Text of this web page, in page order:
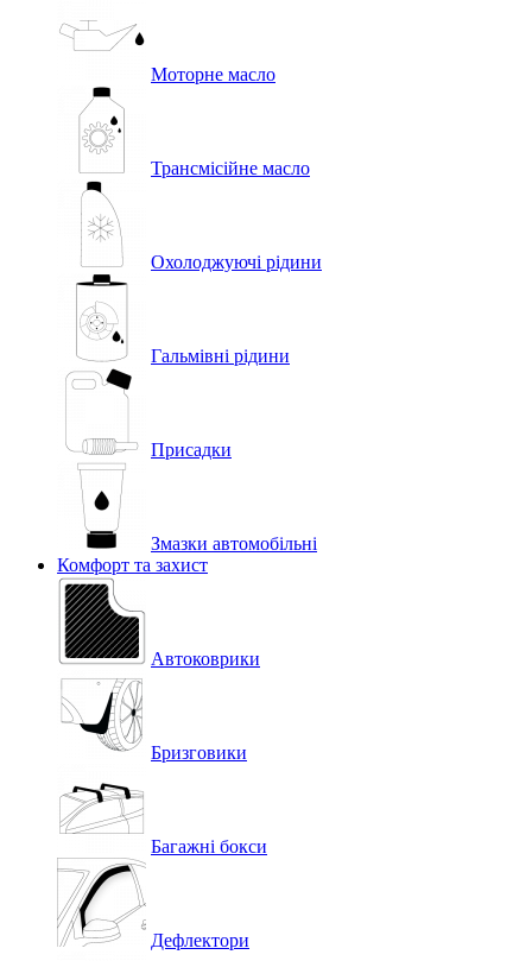
Моторне масло
Трансмісійне масло
Охолоджуючі рідини
Гальмівні рідини
Присадки
Змазки автомобільні
Комфорт та захист
Автоковрики
Бризговики
Багажні бокси
Дефлектори